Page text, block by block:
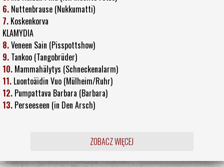
6. Nuttenbrause (Nukkumatti)
7. Koskenkorva
KLAMYDIA
8.Veneen Sain (Pisspottshow)
9. Tankoo (Tangobrüder)
10. Mammahälytys (Schneckenalarm)
11. Luontoäidin Vuo (Mülheim/Ruhr)
12. Pumpattava Barbara (Barbara)
13. Perseeseen (in Den Arsch)
ZOBACZ WIĘCEJ